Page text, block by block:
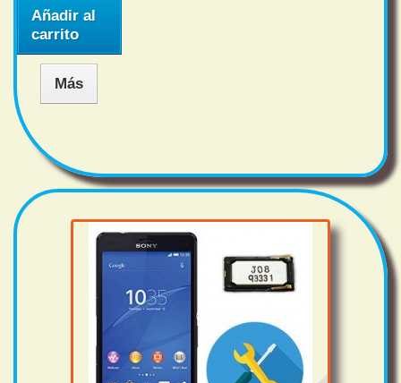
Añadir al
carrito
Más